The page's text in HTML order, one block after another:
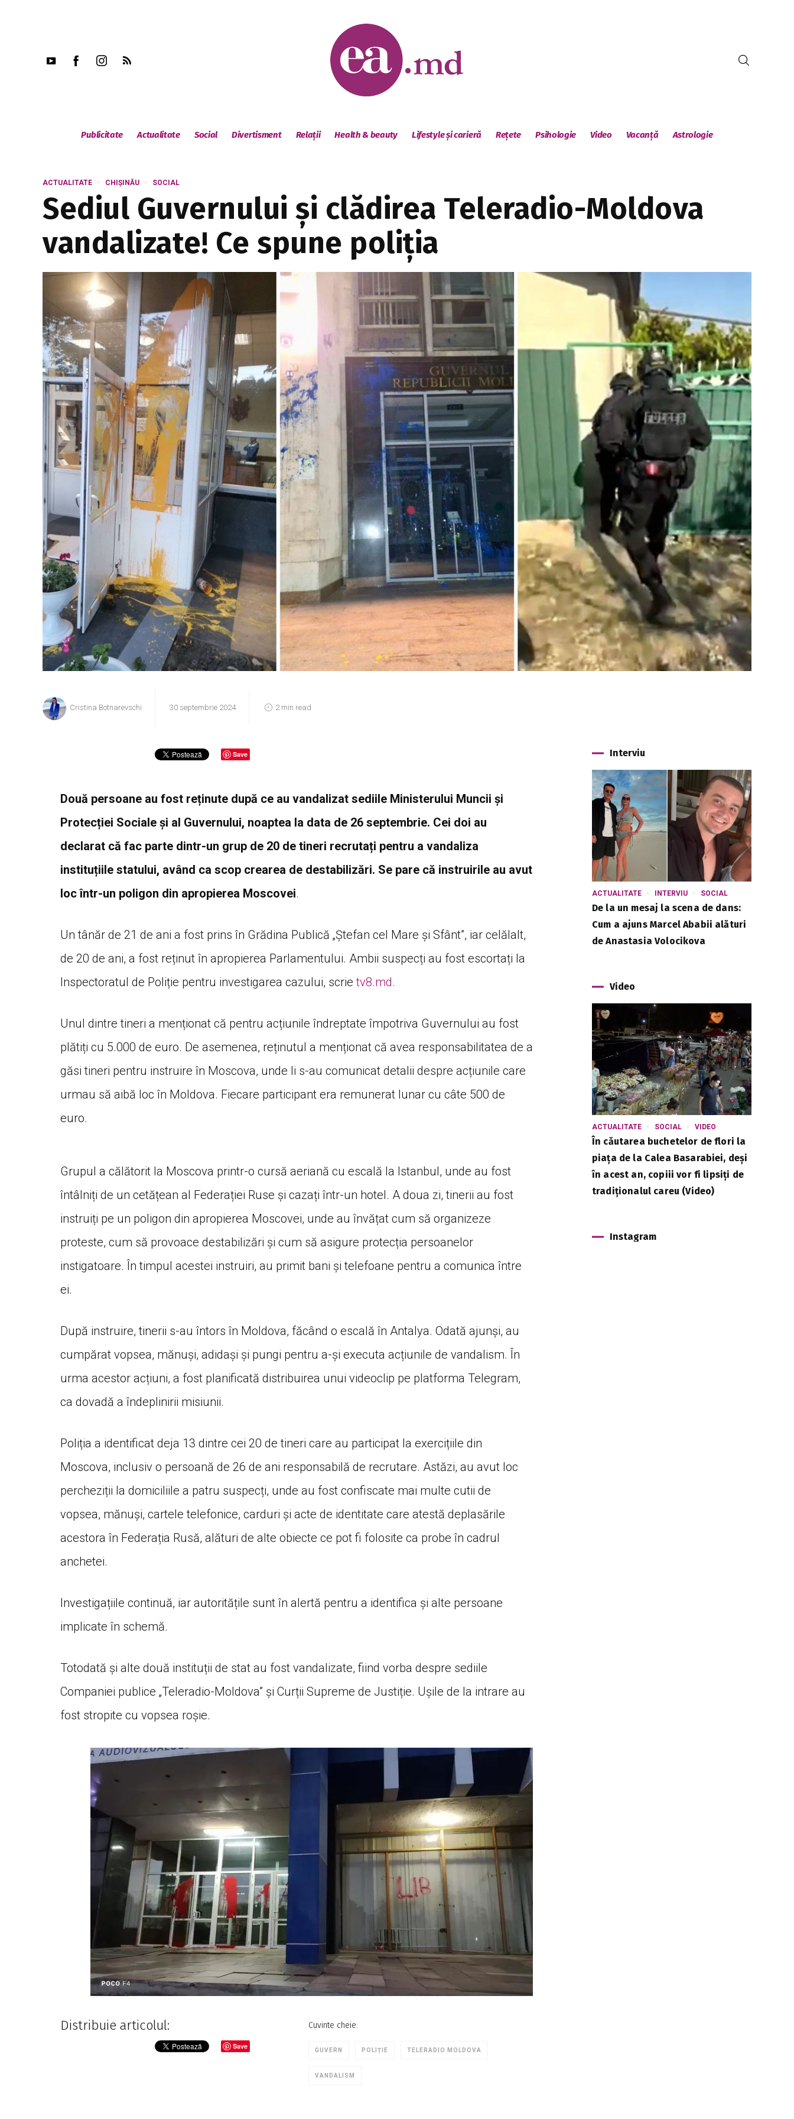
Publicitate Actualitate Social Divertisment Relații Health & beauty Lifestyle și carieră Rețete Psihologie Video Vacanță Astrologie
ACTUALITATE CHIȘINĂU SOCIAL
Sediul Guvernului și clădirea Teleradio-Moldova
vandalizate! Ce spune poliția
Cristina Botnarevschi 30 septembrie 2024 2 min read
Save
Două persoane au fost reținute după ce au vandalizat sediile Ministerului Muncii și
Protecției Sociale și al Guvernului, noaptea la data de 26 septembrie. Cei doi au
declarat că fac parte dintr-un grup de 20 de tineri recrutați pentru a vandaliza
instituțiile statului, având ca scop crearea de destabilizări. Se pare că instruirile au avut
loc într-un poligon din apropierea Moscovei.
Un tânăr de 21 de ani a fost prins în Grădina Publică „Ștefan cel Mare și Sfânt”, iar celălalt,
de 20 de ani, a fost reținut în apropierea Parlamentului. Ambii suspecți au fost escortați la
Inspectoratul de Poliție pentru investigarea cazului, scrietv8.md.
Unul dintre tineri a menționat că pentru acțiunile îndreptate împotriva Guvernului au fost
plătiți cu 5.000 de euro. De asemenea, reținutul a menționat că avea responsabilitatea de a
găsi tineri pentru instruire în Moscova, unde li s-au comunicat detalii despre acțiunile care
urmau să aibă loc în Moldova. Fiecare participant era remunerat lunar cu câte 500 de
euro.
Grupul a călătorit la Moscova printr-o cursă aeriană cu escală la Istanbul, unde au fost
întâlniți de un cetățean al Federației Ruse și cazați într-un hotel. A doua zi, tinerii au fost
instruiți pe un poligon din apropierea Moscovei, unde au învățat cum să organizeze
proteste, cum să provoace destabilizări și cum să asigure protecția persoanelor
instigatoare. În timpul acestei instruiri, au primit bani și telefoane pentru a comunica între
ei.
După instruire, tinerii s-au întors în Moldova, făcând o escală în Antalya. Odată ajunși, au
cumpărat vopsea, mănuși, adidași și pungi pentru a-și executa acțiunile de vandalism. În
urma acestor acțiuni, a fost planificată distribuirea unui videoclip pe platforma Telegram,
ca dovadă a îndeplinirii misiunii.
Poliția a identificat deja 13 dintre cei 20 de tineri care au participat la exercițiile din
Moscova, inclusiv o persoană de 26 de ani responsabilă de recrutare. Astăzi, au avut loc
percheziții la domiciliile a patru suspecți, unde au fost confiscate mai multe cutii de
vopsea, mănuși, cartele telefonice, carduri și acte de identitate care atestă deplasările
acestora în Federația Rusă, alături de alte obiecte ce pot fi folosite ca probe în cadrul
anchetei.
Investigațiile continuă, iar autoritățile sunt în alertă pentru a identifica și alte persoane
implicate în schemă.
Totodată și alte două instituții de stat au fost vandalizate, fiind vorba despre sediile
Companiei publice „Teleradio-Moldova” și Curții Supreme de Justiție. Ușile de la intrare au
fost stropite cu vopsea roșie.
Distribuie articolul:
Save
Cuvinte cheie:
GUVERN POLIȚIE TELERADIO MOLDOVA
VANDALISM
Interviu
ACTUALITATE INTERVIU SOCIAL
De la un mesaj la scena de dans:
Cum a ajuns Marcel Ababii alături
de Anastasia Volocikova
Video
ACTUALITATE SOCIAL VIDEO
În căutarea buchetelor de flori la
piața de la Calea Basarabiei, deși
în acest an, copiii vor fi lipsiți de
tradiționalul careu (Video)
Instagram